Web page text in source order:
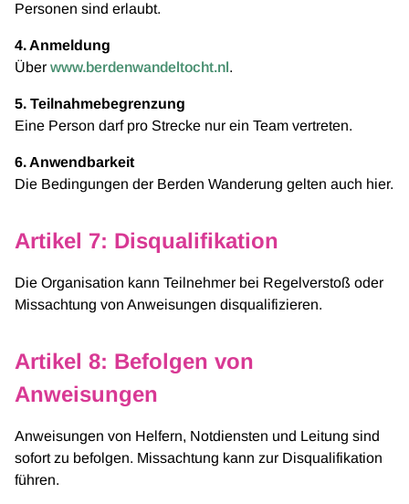
Personen sind erlaubt.
4. Anmeldung
Über www.berdenwandeltocht.nl.
5. Teilnahmebegrenzung
Eine Person darf pro Strecke nur ein Team vertreten.
6. Anwendbarkeit
Die Bedingungen der Berden Wanderung gelten auch hier.
Artikel 7: Disqualifikation
Die Organisation kann Teilnehmer bei Regelverstoß oder
Missachtung von Anweisungen disqualifizieren.
Artikel 8: Befolgen von
Anweisungen
Anweisungen von Helfern, Notdiensten und Leitung sind
sofort zu befolgen. Missachtung kann zur Disqualifikation
führen.